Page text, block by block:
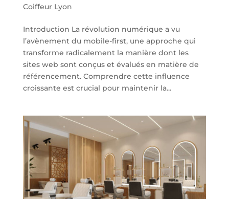
Coiffeur Lyon
Introduction La révolution numérique a vu
l’avènement du mobile-first, une approche qui
transforme radicalement la manière dont les
sites web sont conçus et évalués en matière de
référencement. Comprendre cette influence
croissante est crucial pour maintenir la...